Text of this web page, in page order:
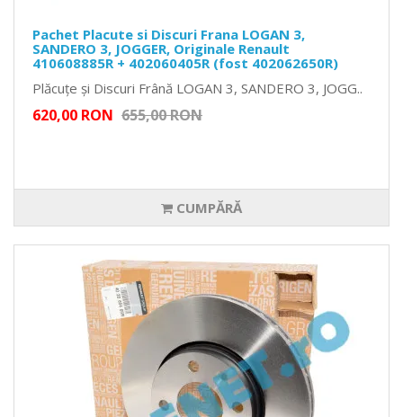
Pachet Placute si Discuri Frana LOGAN 3,
SANDERO 3, JOGGER, Originale Renault
410608885R + 402060405R (fost 402062650R)
Plăcuțe și Discuri Frână LOGAN 3, SANDERO 3, JOGG..
620,00 RON 655,00 RON
CUMPĂRĂ